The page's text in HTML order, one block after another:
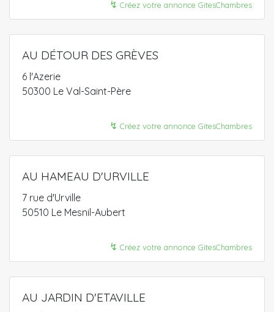
↯ Créez votre annonce GitesChambres
AU DÉTOUR DES GRÈVES
6 l'Azerie
50300 Le Val-Saint-Père
↯ Créez votre annonce GitesChambres
AU HAMEAU D'URVILLE
7 rue d'Urville
50510 Le Mesnil-Aubert
↯ Créez votre annonce GitesChambres
AU JARDIN D'ETAVILLE